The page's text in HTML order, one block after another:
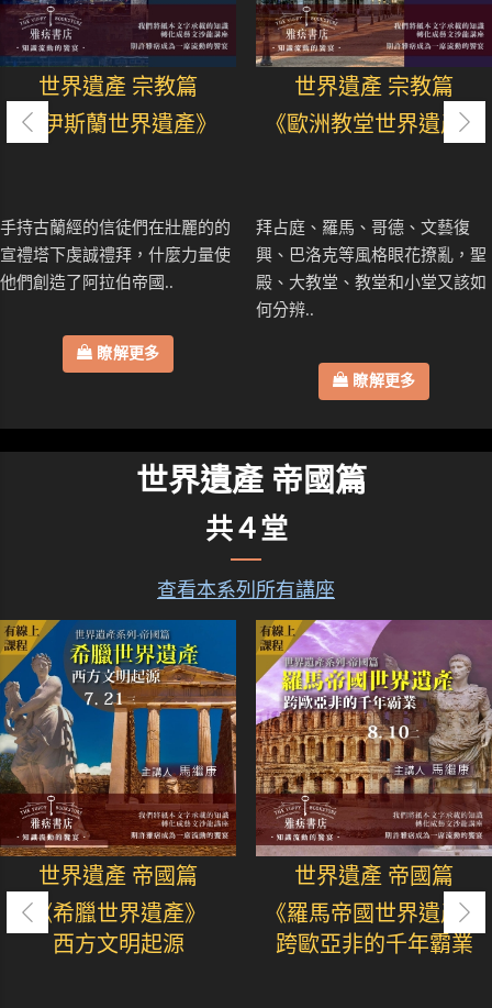
世界遺產 宗教篇
《伊斯蘭世界遺產》
手持古蘭經的信徒們在壯麗的的
宣禮塔下虔誠禮拜，什麼力量使
他們創造了阿拉伯帝國..
瞭解更多
世界遺產 宗教篇
《歐洲教堂世界遺產》
拜占庭、羅馬、哥德、文藝復
興、巴洛克等風格眼花撩亂，聖
殿、大教堂、教堂和小堂又該如
何分辨..
瞭解更多
世界遺產 帝國篇
共４堂
查看本系列所有講座
世界遺產 帝國篇
《希臘世界遺產》
西方文明起源
世界遺產 帝國篇
《羅馬帝國世界遺產》
跨歐亞非的千年霸業